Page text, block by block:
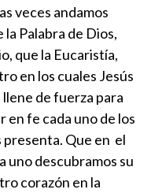
veces andamos
Palabra de Dios,
que la Eucaristía,
en los cuales Jesús
de fuerza para
en fe cada uno de los
presenta. Que en el
uno descubramos su
corazón en la